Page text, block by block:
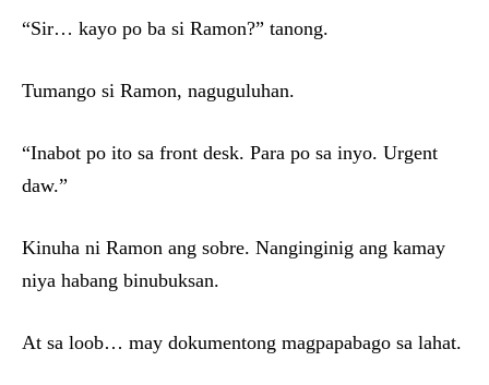
“Sir… kayo po ba si Ramon?” tanong.
Tumango si Ramon, naguguluhan.
“Inabot po ito sa front desk. Para po sa inyo. Urgent
daw.”
Kinuha ni Ramon ang sobre. Nanginginig ang kamay
niya habang binubuksan.
At sa loob… may dokumentong magpapabago sa lahat.